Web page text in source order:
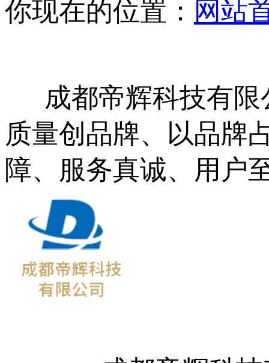
你现在的位置： 网站
成都帝辉科技有限
质量创品牌、以品牌
障、服务真诚、用户